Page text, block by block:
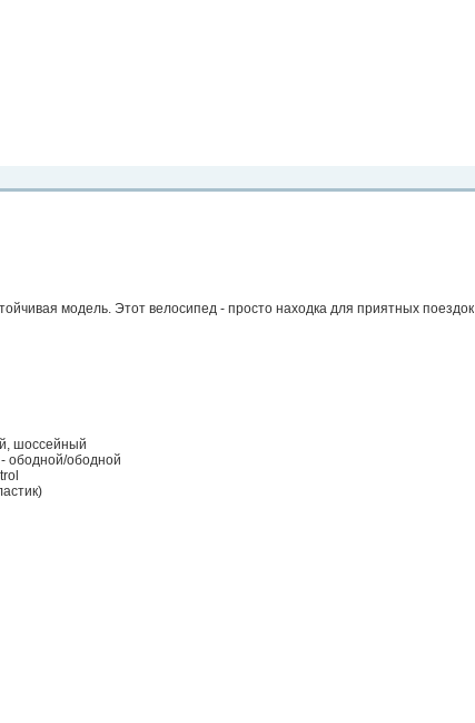
модель. Этот велосипед - просто находка для приятных поездок
шоссейный
ободной/ободной